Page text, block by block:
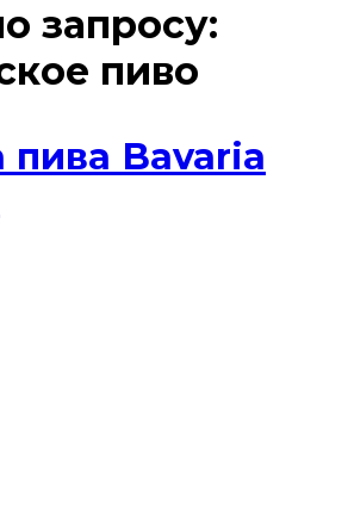
запросу:
пиво
пива Bavaria